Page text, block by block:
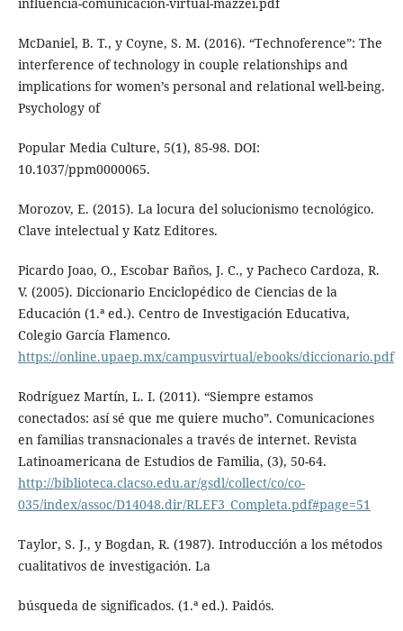
influencia-comunicacion-virtual-mazzei.pdf
McDaniel, B. T., y Coyne, S. M. (2016). “Technoference”: The
interference of technology in couple relationships and
implications for women’s personal and relational well-being.
Psychology of
Popular Media Culture, 5(1), 85-98. DOI:
10.1037/ppm0000065.
Morozov, E. (2015). La locura del solucionismo tecnológico.
Clave intelectual y Katz Editores.
Picardo Joao, O., Escobar Baños, J. C., y Pacheco Cardoza, R.
V. (2005). Diccionario Enciclopédico de Ciencias de la
Educación (1.ª ed.). Centro de Investigación Educativa,
Colegio García Flamenco.
https://online.upaep.mx/campusvirtual/ebooks/diccionario.pdf
Rodríguez Martín, L. I. (2011). “Siempre estamos
conectados: así sé que me quiere mucho”. Comunicaciones
en familias transnacionales a través de internet. Revista
Latinoamericana de Estudios de Familia, (3), 50-64.
http://biblioteca.clacso.edu.ar/gsdl/collect/co/co-
035/index/assoc/D14048.dir/RLEF3_Completa.pdf#page=51
Taylor, S. J., y Bogdan, R. (1987). Introducción a los métodos
cualitativos de investigación. La
búsqueda de significados. (1.ª ed.). Paidós.